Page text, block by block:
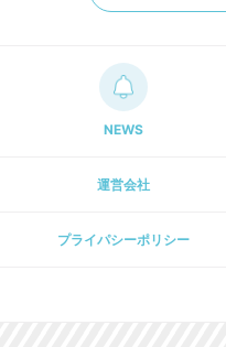
NEWS
運営会社
プライパシーポリシー